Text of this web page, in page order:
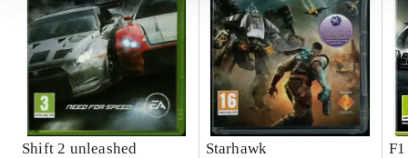
Shift 2 unleashed Starhawk